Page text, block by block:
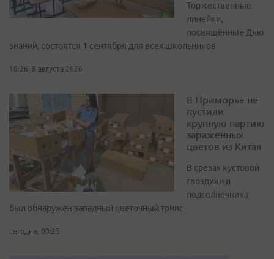
Торжественные
линейки,
посвящённые Дню
знаний, состоятся 1 сентября для всех школьников
18:26, 8 августа 2026
В Приморье не
пустили
крупную партию
зараженных
цветов из Китая
В срезах кустовой
гвоздики и
подсолнечника
был обнаружен западный цветочный трипс
сегодня, 00:25